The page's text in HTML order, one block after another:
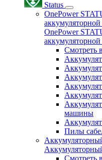
Status
OnePower
OnePower
Смотреть
машины
Пилы
Смотреть